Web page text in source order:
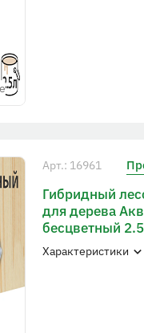
Арт.: 16961
Гибридный
для дерева
бесцветный
Характеристики